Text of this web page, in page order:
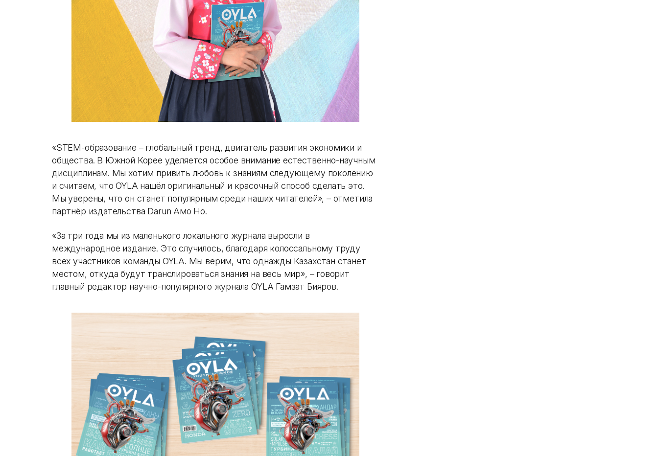
«STEM-образование – глобальный тренд, двигатель развития экономики и
общества. В Южной Корее уделяется особое внимание естественно-научным
дисциплинам. Мы хотим привить любовь к знаниям следующему поколению
и считаем, что OYLA нашёл оригинальный и красочный способ сделать это.
Мы уверены, что он станет популярным среди наших читателей», – отметила
партнёр издательства Darun Амо Но.
«За три года мы из маленького локального журнала выросли в
международное издание. Это случилось, благодаря колоссальному труду
всех участников команды OYLA. Мы верим, что однажды Казахстан станет
местом, откуда будут транслироваться знания на весь мир», – говорит
главный редактор научно-популярного журнала OYLA Гамзат Бияров.